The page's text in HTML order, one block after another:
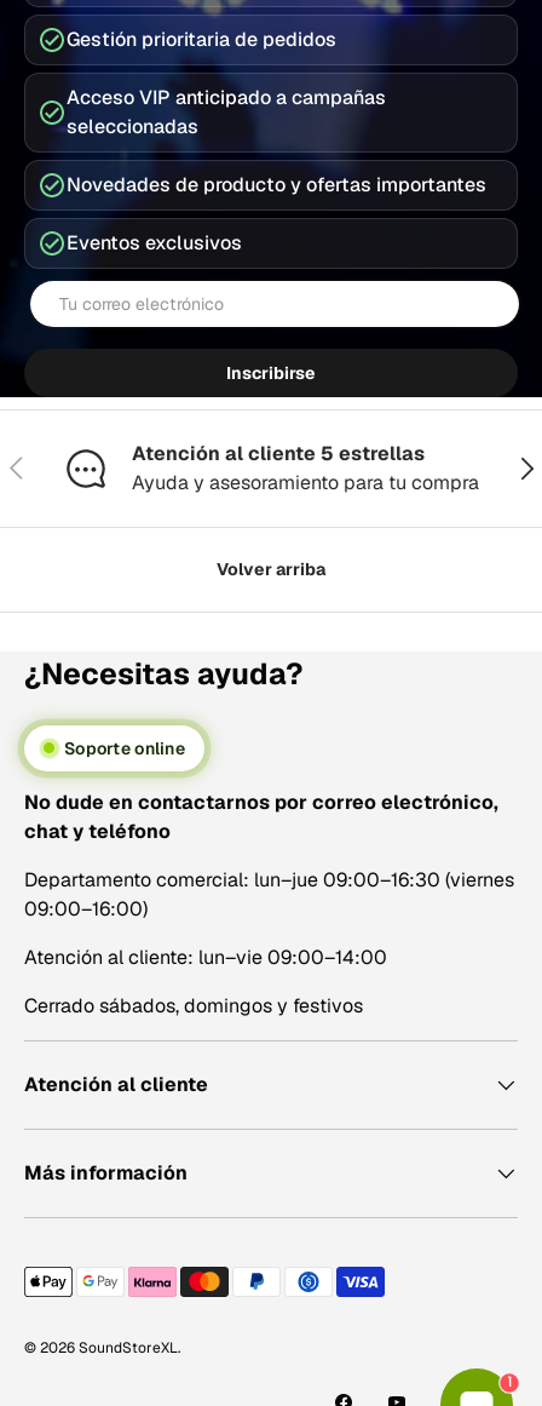
Gestión prioritaria de pedidos
Acceso VIP anticipado a campañas
seleccionadas
Novedades de producto y ofertas importantes
Eventos exclusivos
Correo electrónico
Inscribirse
Anterior
Atención al cliente 5 estrellas
Ayuda y asesoramiento para tu compra
Volver arriba
¿Necesitas ayuda?
Soporte online
No dude en contactarnos por correo electrónico,
chat y teléfono
Departamento comercial: lun–jue 09:00–16:30 (viernes
09:00–16:00)
Atención al cliente: lun–vie 09:00–14:00
Cerrado sábados, domingos y festivos
Atención al cliente
Más información
Métodos de pago aceptados
© 2026SoundStoreXL.
1